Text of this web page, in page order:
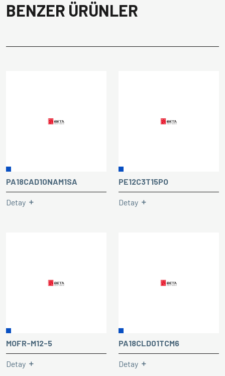
BENZER ÜRÜNLER
PA18CAD10NAM1SA
Detay
PE12C3T15PO
Detay
MOFR-M12-5
Detay
PA18CLD01TCM6
Detay